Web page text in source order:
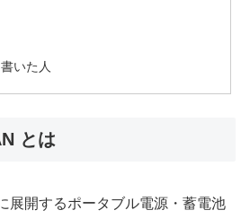
いた人
とは
展開するポータブル電源・蓄電池